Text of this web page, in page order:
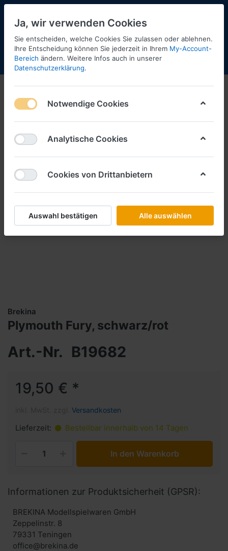
Menü Anmelden Shopaktualisierung
Brekina
Plymouth Fury, schwarz/rot
Art.-Nr. B19682
19,50 € *
Versandkosten
Lieferzeit: Bestellbar innerhalb von 14 Tagen
In den Warenkorb
Informationen zur Produktsicherheit (GPSR):
BREKINA Modellspielwaren GmbH
Zeppelinstr. 8
79331 Teningen
office@brekina.de
Ja, wir verwenden Cookies
Sie entscheiden, welche Cookies Sie zulassen oder ablehnen.
Ihre Entscheidung können Sie jederzeit in Ihrem My-Account-
Bereich ändern. Weitere Infos auch in unserer
Datenschutzerklärung.
Notwendige Cookies
Analytische Cookies
Cookies von Drittanbietern
Auswahl bestätigen Alle auswählen